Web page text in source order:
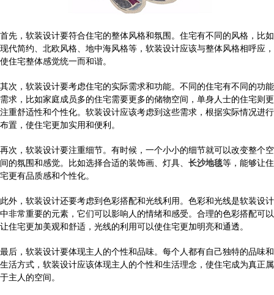
首先，软装设计要符合住宅的整体风格和氛围。住宅有不同的风格，比如
现代简约、北欧风格、地中海风格等，软装设计应该与整体风格相呼应，
使住宅整体感觉统一而和谐。
其次，软装设计要考虑住宅的实际需求和功能。不同的住宅有不同的功能
需求，比如家庭成员多的住宅需要更多的储物空间，单身人士的住宅则更
注重舒适性和个性化。软装设计应该考虑到这些需求，根据实际情况进行
布置，使住宅更加实用和便利。
再次，软装设计要注重细节。有时候，一个小小的细节就可以改变整个空
间的氛围和感觉。比如选择合适的装饰画、灯具、 长沙地毯等，能够让住
宅更有品质感和个性化。
此外，软装设计还要考虑到色彩搭配和光线利用。色彩和光线是软装设计
中非常重要的元素，它们可以影响人的情绪和感受。合理的色彩搭配可以
让住宅更加美观和舒适，光线的利用可以使住宅更加明亮和通透。
最后，软装设计要体现主人的个性和品味。每个人都有自己独特的品味和
生活方式，软装设计应该体现主人的个性和生活理念，使住宅成为真正属
于主人的空间。